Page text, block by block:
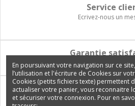
Service
Ecrivez-nous un
Garantie
Vous disposez de 14 jours pour
Paiement 100%
Carte bancaire, PayPal, 3 fois sans
En poursuivant votre navigation sur ce
l’utilisation et l'écriture de Cookies sur
Cookies (petits fichiers texte) permettent
actualiser votre panier, vous reconnaitre
et sécuriser votre connexion. Pour en